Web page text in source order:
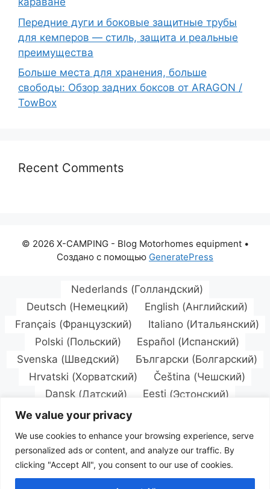
We value your privacy
We use cookies to enhance your browsing experience, serve
personalized ads or content, and analyze our traffic. By
clicking "Accept All", you consent to our use of cookies.
Передние дуги и боковые защитные трубы
для кемперов — стиль, защита и реальные
преимущества
Больше места для хранения, больше
свободы: Обзор задних боксов от ARAGON /
TowBox
Recent Comments
© 2026 X-CAMPING - Blog Motorhomes equipment•
Создано с помощью GeneratePress
Nederlands (Голландский)
Deutsch (Немецкий) English (Английский)
Français (Французский) Italiano(Итальянский)
Polski (Польский) Español (Испанский)
Svenska (Шведский) Български (Болгарский)
Hrvatski (Хорватский) Čeština (Чешский)
Dansk(Датский) Eesti (Эстонский)
Suomi (Финский)
Norsk bokmål(Норвежский букмол )
Português( Португальский, Португалия
Română(Румынский) Русский